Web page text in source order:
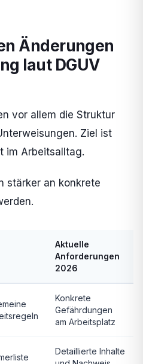
Änderungen
laut DGUV
vor allem die Struktur
Ziel ist
im Arbeitsalltag.
stärker an konkrete
Aktuelle
Anforderungen
2026
Konkrete
Gefährdungen
am Arbeitsplatz
Detaillierte Inhalte